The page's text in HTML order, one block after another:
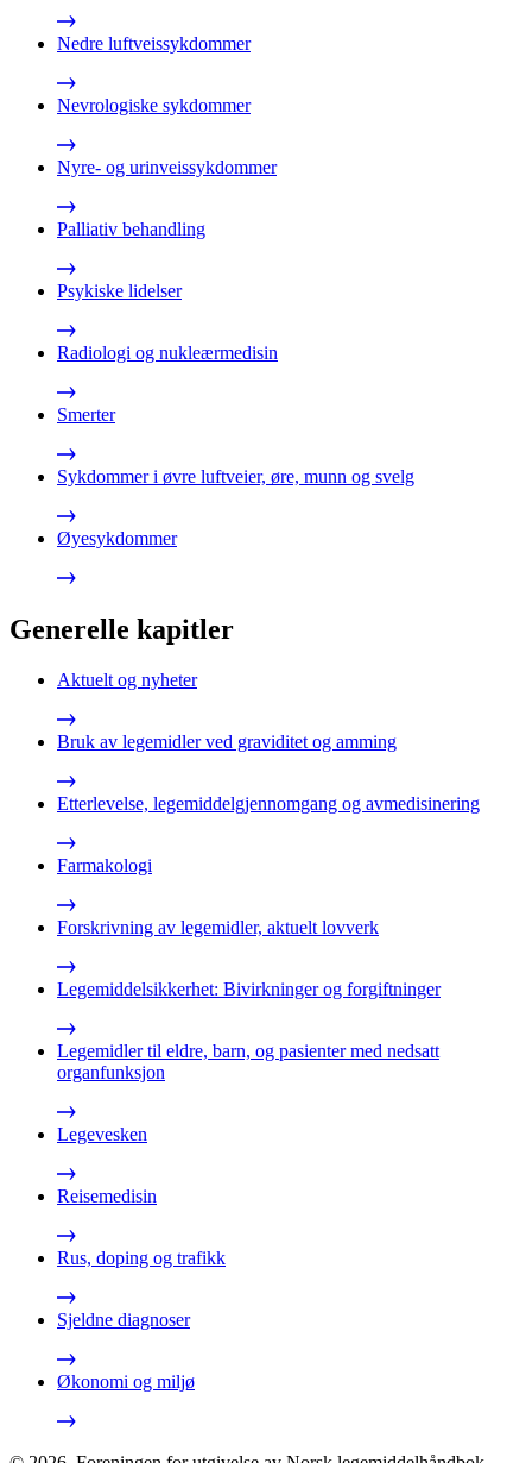
Nedre luftveissykdommer
Nevrologiske sykdommer
Nyre- og urinveissykdommer
Palliativ behandling
Psykiske lidelser
Radiologi og nukleærmedisin
Smerter
Sykdommer i øvre luftveier, øre, munn og svelg
Øyesykdommer
Generelle kapitler
Aktuelt og nyheter
Bruk av legemidler ved graviditet og amming
Etterlevelse, legemiddelgjennomgang og avmedisinering
Farmakologi
Forskrivning av legemidler, aktuelt lovverk
Legemiddelsikkerhet: Bivirkninger og forgiftninger
Legemidler til eldre, barn, og pasienter med nedsatt
organfunksjon
Legevesken
Reisemedisin
Rus, doping og trafikk
Sjeldne diagnoser
Økonomi og miljø